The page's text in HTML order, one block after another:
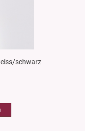
schwarz